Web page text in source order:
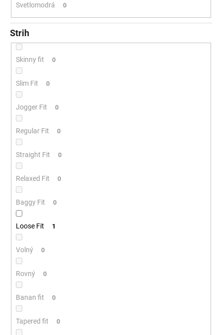
Svetlomodrá 0
Strih
Skinny fit 0
Slim Fit 0
Jogger Fit 0
Regular Fit 0
Straight Fit 0
Relaxed Fit 0
Baggy Fit 0
Loose Fit 1
Volný 0
Rovný 0
Banan fit 0
Tapered fit 0